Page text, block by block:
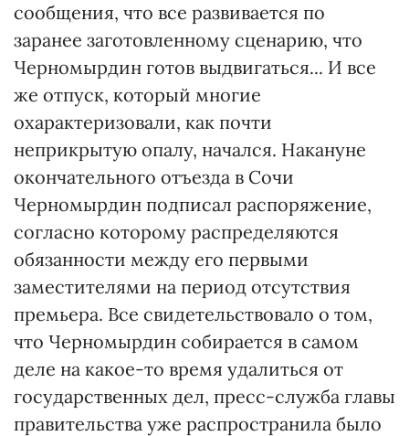
сообщения, что все развивается по
заранее заготовленному сценарию, что
Черномырдин готов выдвигаться... И все
же отпуск, который многие
охарактеризовали, как почти
неприкрытую опалу, начался. Накануне
окончательного отъезда в Сочи
Черномырдин подписал распоряжение,
согласно которому распределяются
обязанности между его первыми
заместителями на период отсутствия
премьера. Все свидетельствовало о том,
что Черномырдин собирается в самом
деле на какое-то время удалиться от
государственных дел, пресс-служба главы
правительства уже распространила было